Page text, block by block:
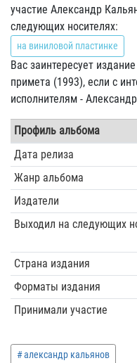
участие Александр
следующих носителях:
на виниловой пластинке
Вас заинтересует
примета (1993), если с
исполнителям -
Профиль альбома
Дата релиза
Жанр альбома
Издатели
Выходил на следующих
Страна издания
Форматы издания
Принимали участие
александр кальянов